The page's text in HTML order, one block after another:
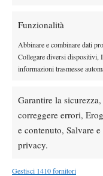
Funzionalità
Abbinare e combinare dati
Collegare diversi dispositivi,
informazioni trasmesse
Garantire la
correggere errori,
e contenuto, Salvare
privacy.
Gestisci 1410 fornitori
Prado Angelo questo
Atp